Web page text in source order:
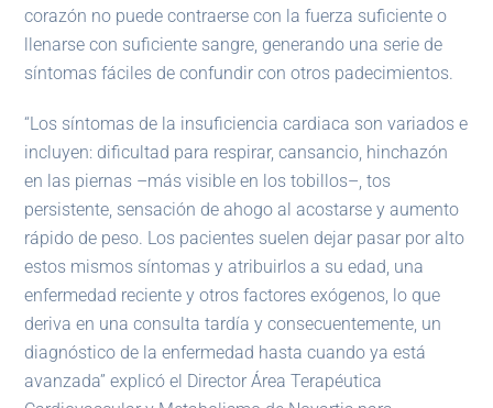
corazón no puede contraerse con la fuerza suficiente o
llenarse con suficiente sangre, generando una serie de
síntomas fáciles de confundir con otros padecimientos.
“Los síntomas de la insuficiencia cardiaca son variados e
incluyen: dificultad para respirar, cansancio, hinchazón
en las piernas –más visible en los tobillos–, tos
persistente, sensación de ahogo al acostarse y aumento
rápido de peso. Los pacientes suelen dejar pasar por alto
estos mismos síntomas y atribuirlos a su edad, una
enfermedad reciente y otros factores exógenos, lo que
deriva en una consulta tardía y consecuentemente, un
diagnóstico de la enfermedad hasta cuando ya está
avanzada” explicó el Director Área Terapéutica